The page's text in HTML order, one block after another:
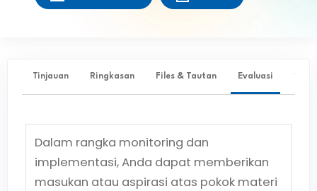
Tinjauan Ringkasan Files & Tautan Evaluasi ✨
Dalam rangka monitoring dan
implementasi, Anda dapat memberikan
masukan atau aspirasi atas pokok materi